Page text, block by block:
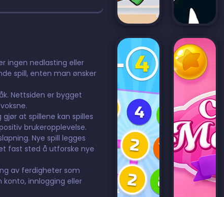
ingen nedlasting eller
spill, enten man ønsker
Nettsiden er bygget
at spillene kan spilles
brukeropplevelse.
Nye spill legges
fast sted å utforske nye
av ferdigheter som
innlogging eller